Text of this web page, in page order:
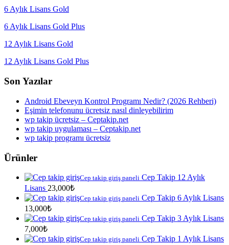
6 Aylık Lisans Gold
6 Aylık Lisans Gold Plus
12 Aylık Lisans Gold
12 Aylık Lisans Gold Plus
Son Yazılar
Android Ebeveyn Kontrol Programı Nedir? (2026 Rehberi)
Eşimin telefonunu ücretsiz nasıl dinleyebilirim
wp takip ücretsiz – Ceptakip.net
wp takip uygulaması – Ceptakip.net
wp takip programı ücretsiz
Ürünler
Cep takip giriş paneli Cep Takip 12 Aylık
Lisans 23,000₺
Cep takip giriş paneli Cep Takip 6 Aylık Lisans
13,000₺
Cep takip giriş paneli Cep Takip 3 Aylık Lisans
7,000₺
Cep takip giriş paneli Cep Takip 1 Aylık Lisans